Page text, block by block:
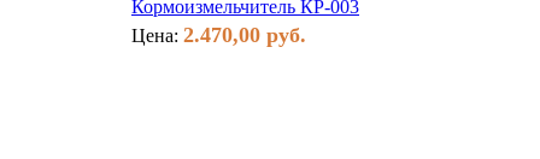
Кормоизмельчитель КР-003
Цена: 2.470,00 руб.